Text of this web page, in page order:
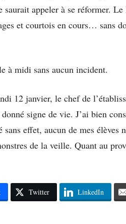
saurait appeler à se réformer.
et courtois en cours… sans
à midi sans aucun incident.
12 janvier, le chef de
signe de vie. J’ai bien
effet, aucun de mes élèves
de la veille. Quant au
Twitter LinkedIn